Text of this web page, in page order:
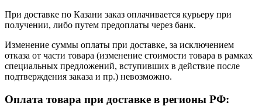
При доставке по Казани заказ оплачивается курьеру при
получении, либо путем предоплаты через банк.
Изменение суммы оплаты при доставке, за исключением
отказа от части товара (изменение стоимости товара в рамках
специальных предложений, вступивших в действие после
подтверждения заказа и пр.) невозможно.
Оплата товара при доставке в регионы РФ: